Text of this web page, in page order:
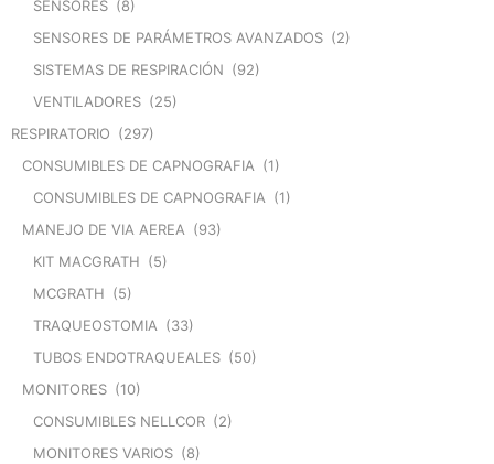
SENSORES (8)
SENSORES DE PARÁMETROS AVANZADOS (2)
SISTEMAS DE RESPIRACIÓN (92)
VENTILADORES (25)
RESPIRATORIO (297)
CONSUMIBLES DE CAPNOGRAFIA (1)
CONSUMIBLES DE CAPNOGRAFIA (1)
MANEJO DE VIA AEREA (93)
KIT MACGRATH (5)
MCGRATH (5)
TRAQUEOSTOMIA (33)
TUBOS ENDOTRAQUEALES (50)
MONITORES (10)
CONSUMIBLES NELLCOR (2)
MONITORES VARIOS (8)